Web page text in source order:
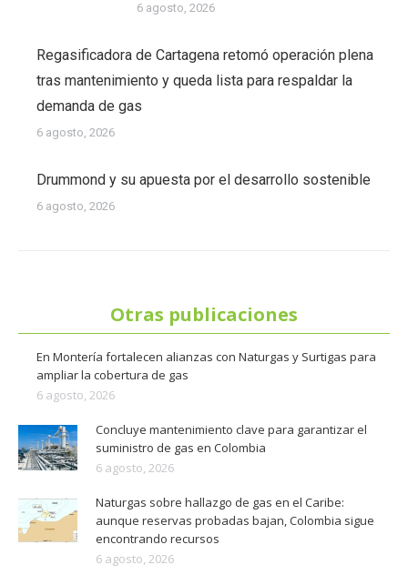
6 agosto, 2026
Regasificadora de Cartagena retomó operación plena
tras mantenimiento y queda lista para respaldar la
demanda de gas
6 agosto, 2026
Drummond y su apuesta por el desarrollo sostenible
6 agosto, 2026
Otras publicaciones
En Montería fortalecen alianzas con Naturgas y Surtigas para
ampliar la cobertura de gas
6 agosto, 2026
Concluye mantenimiento clave para garantizar el
suministro de gas en Colombia
6 agosto, 2026
Naturgas sobre hallazgo de gas en el Caribe:
aunque reservas probadas bajan, Colombia sigue
encontrando recursos
6 agosto, 2026